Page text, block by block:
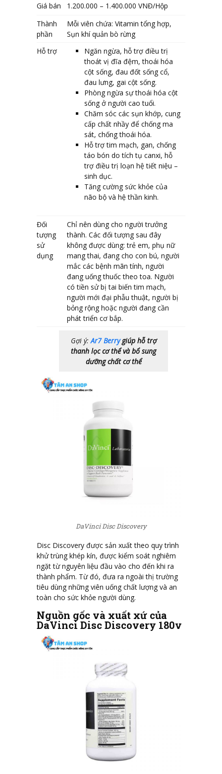
Giá bán 1.200.000 – 1.400.000 VNĐ/Hộp
Thành
phần
Mỗi viên chứa: Vitamin tổng hợp,
Sụn khí quản bò rừng
Hỗ trợ
Ngăn ngừa, hỗ trợ điều trị
thoát vị đĩa đệm, thoái hóa
cột sống, đau đốt sống cổ,
đau lưng, gai cột sống.
Phòng ngừa sự thoái hóa cột
sống ở người cao tuổi.
Chăm sóc các sụn khớp, cung
cấp chất nhầy để chống ma
sát, chống thoái hóa.
Hỗ trợ tim mạch, gan, chống
táo bón do tích tụ canxi, hỗ
trợ điều trị loạn hệ tiết niệu –
sinh dục.
Tăng cường sức khỏe của
não bộ và hệ thần kinh.
Đối
tượng
sử
dụng
Chỉ nên dùng cho người trưởng
thành. Các đối tượng sau đây
không được dùng: trẻ em, phụ nữ
mang thai, đang cho con bú, người
mắc các bệnh mãn tính, người
đang uống thuốc theo toa. Người
có tiền sử bị tai biến tim mạch,
người mới đại phẫu thuật, người bị
bỏng rộng hoặc người đang cần
phát triển cơ bắp.
Gợi ý:Ar7 Berrygiúp hỗ trợ
thanh lọc cơ thể và bổ sung
dưỡng chất cơ thể
DaVinci Disc Discovery
Disc Discovery được sản xuất theo quy trình
khử trùng khép kín, được kiểm soát nghiêm
ngặt từ nguyên liệu đầu vào cho đến khi ra
thành phẩm. Từ đó, đưa ra ngoài thị trường
tiêu dùng những viên uống chất lượng và an
toàn cho sức khỏe người dùng.
Nguồn gốc và xuất xứ của
DaVinci Disc Discovery 180v